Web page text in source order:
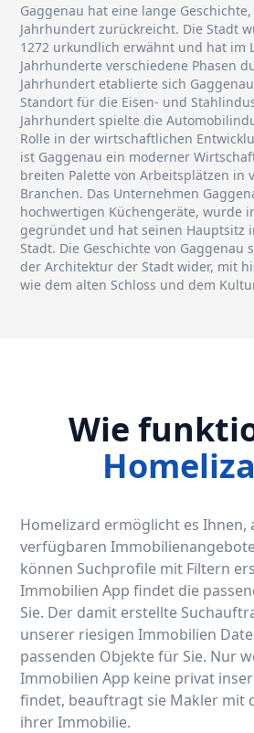
Gaggenau hat eine lange
Jahrhundert zurückreicht. Die Stadt
1272 urkundlich erwähnt und hat im
Jahrhunderte verschiedene Phasen
Jahrhundert etablierte sich
Standort für die Eisen- und
Jahrhundert spielte die
Rolle in der wirtschaftlichen
ist Gaggenau ein moderner
breiten Palette von Arbeitsplätzen in
Branchen. Das Unternehmen
hochwertigen Küchengeräte, wurde
gegründet und hat seinen Hauptsitz
Stadt. Die Geschichte von Gaggenau
der Architektur der Stadt wider, mit
wie dem alten Schloss und dem
Wie
Homelizard ermöglicht es Ihnen,
verfügbaren
können Suchprofile mit Filtern
Immobilien App findet die
Sie. Der damit erstellte
unserer riesigen Immobilien
passenden Objekte für Sie. Nur
Immobilien App keine privat
findet, beauftragt sie Makler mit
ihrer Immobilie.